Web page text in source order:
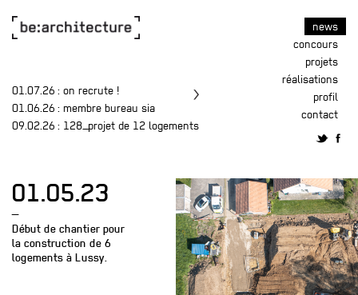
news
concours
projets
réalisations
profil
contact
01.07.26 : on recrute !
01.06.26 : membre bureau sia
09.02.26 : 128_projet de 12 logements
01.05.23
—
Début de chantier pour
la construction de 6
logements à Lussy.